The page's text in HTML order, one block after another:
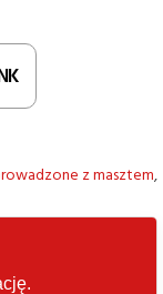
z masztem,